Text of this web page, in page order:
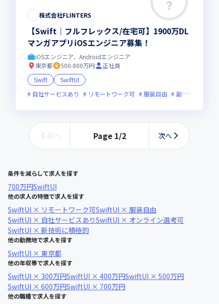
株式会社FLINTERS
【Swift｜フルフレックス/在宅可】1900万DL
マンガアプリiOSエンジニア募集！
iOSエンジニア、Androidエンジニア
東京都
500-800万円
正社員
Swift
SwiftUI
自社サービスあり
リモートワーク可 服装自由 副業可
前へ Page 1/2 次へ
条件を減らして求人を探す
700万円SwiftUI
他の求人の特徴で求人を探す
SwiftUI × リモートワーク可SwiftUI × 服装自由
SwiftUI × 自社サービスありSwiftUI × オンライン選考可
SwiftUI × 新技術に積極的
他の勤務地で求人を探す
SwiftUI × 東京都
他の年収帯で求人を探す
SwiftUI × 300万円SwiftUI × 400万円SwiftUI × 500万円
SwiftUI × 600万円SwiftUI × 700万円
他の職種で求人を探す